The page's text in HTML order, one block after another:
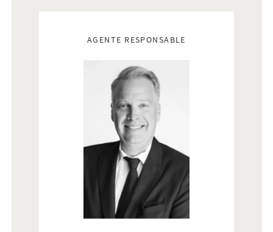
AGENTE RESPONSABLE